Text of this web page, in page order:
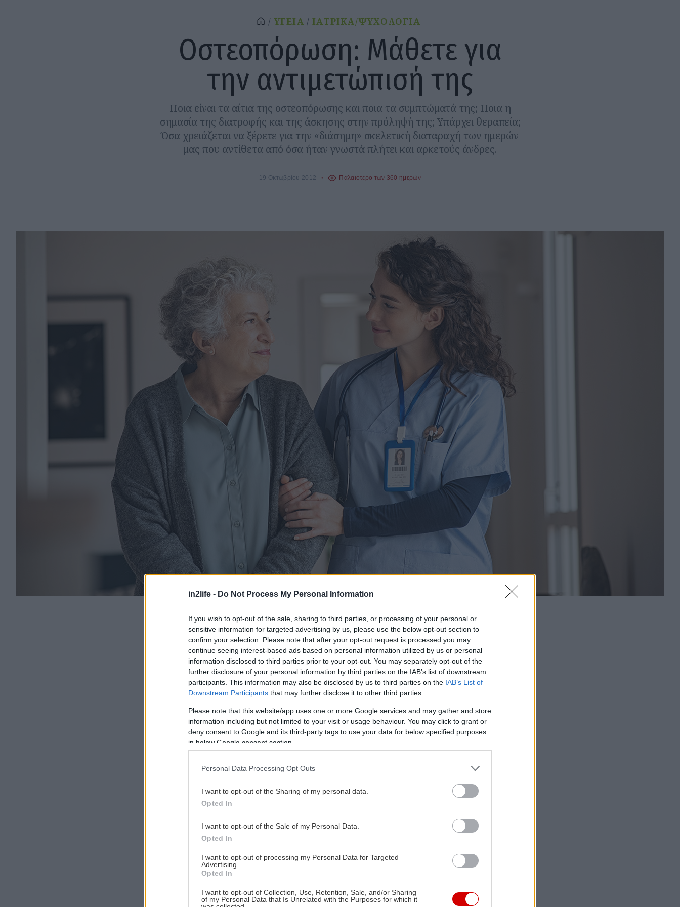
in2life - Do Not Process My Personal Information
If you wish to opt-out of the sale, sharing to third parties, or processing of your personal or
sensitive information for targeted advertising by us, please use the below opt-out section to
confirm your selection. Please note that after your opt-out request is processed you may
continue seeing interest-based ads based on personal information utilized by us or personal
information disclosed to third parties prior to your opt-out. You may separately opt-out of the
further disclosure of your personal information by third parties on the IAB’s list of downstream
participants. This information may also be disclosed by us to third parties on the IAB’s List of
Downstream Participants that may further disclose it to other third parties.
Please note that this website/app uses one or more Google services and may gather and store
information including but not limited to your visit or usage behaviour. You may click to grant or
deny consent to Google and its third-party tags to use your data for below specified purposes
in below Google consent section.
Personal Data Processing Opt Outs
I want to opt-out of the Sharing of my personal data.
Opted In
I want to opt-out of the Sale of my Personal Data.
Opted In
I want to opt-out of processing my Personal Data for Targeted
Advertising.
Opted In
I want to opt-out of Collection, Use, Retention, Sale, and/or Sharing
of my Personal Data that Is Unrelated with the Purposes for which it
ΥΓΕΙΑ ΙΑΤΡΙΚΑ/ΨΥΧΟΛΟΓΙΑ
Οστεοπόρωση: Μάθετε για
την αντιμετώπισή της
Ποια είναι τα αίτια της οστεοπόρωσης και ποια τα συμπτώματά της; Ποια η
σημασία της διατροφής και της άσκησης στην πρόληψή της; Υπάρχει θεραπεία;
Όσα χρειάζεται να ξέρετε για την «διάσημη» σκελετική διαταραχή των ημερών
μας που αντίθετα από όσα ήταν γνωστά πλήτει και αρκετούς άνδρες.
19 Οκτωβρίου 2012 Παλαιότερο των 360 ημερών